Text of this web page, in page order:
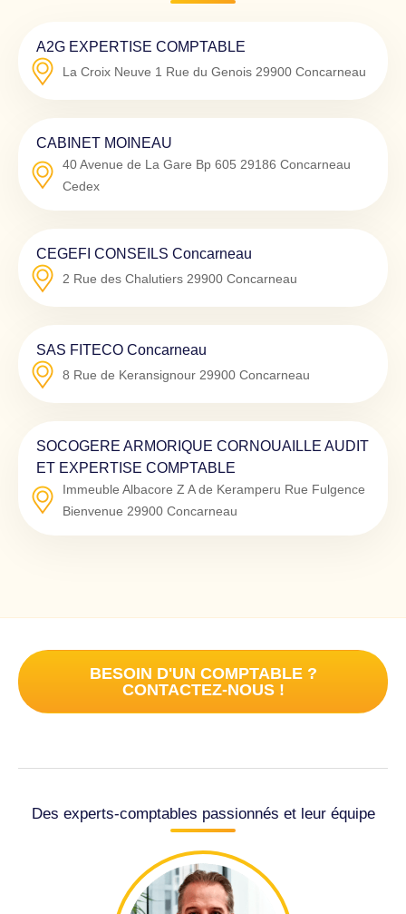
A2G EXPERTISE COMPTABLE
La Croix Neuve 1 Rue du Genois 29900 Concarneau
CABINET MOINEAU
40 Avenue de La Gare Bp 605 29186 Concarneau
Cedex
CEGEFI CONSEILS Concarneau
2 Rue des Chalutiers 29900 Concarneau
SAS FITECO Concarneau
8 Rue de Keransignour 29900 Concarneau
SOCOGERE ARMORIQUE CORNOUAILLE AUDIT
ET EXPERTISE COMPTABLE
Immeuble Albacore Z A de Keramperu Rue Fulgence
Bienvenue 29900 Concarneau
BESOIN D'UN COMPTABLE ?
CONTACTEZ-NOUS !
Des experts-comptables passionnés et leur équipe